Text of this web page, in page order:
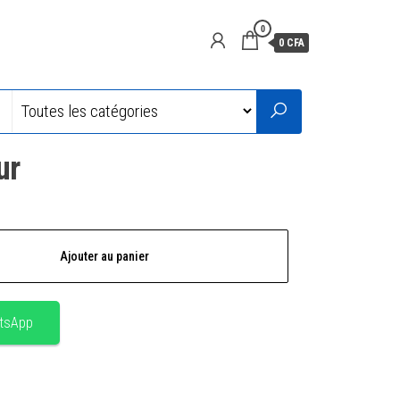
0
0 CFA
Ajouter au panier